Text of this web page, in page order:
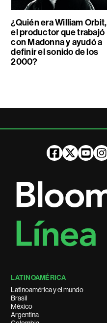
¿Quién era William Orbit,
el productor que trabajó
con Madonna y ayudó a
definir el sonido de los
2000?
LATINOAMÉRICA
Latinoamérica y el mundo
Brasil
México
Argentina